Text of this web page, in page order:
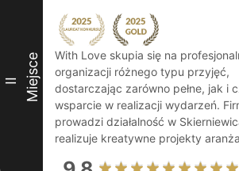
II Miejsce
With Love skupia się na
organizacji różnego typu przyjęć,
dostarczając zarówno pełne, jak i
wsparcie w realizacji wydarzeń.
prowadzi działalność w
realizuje kreatywne projekty